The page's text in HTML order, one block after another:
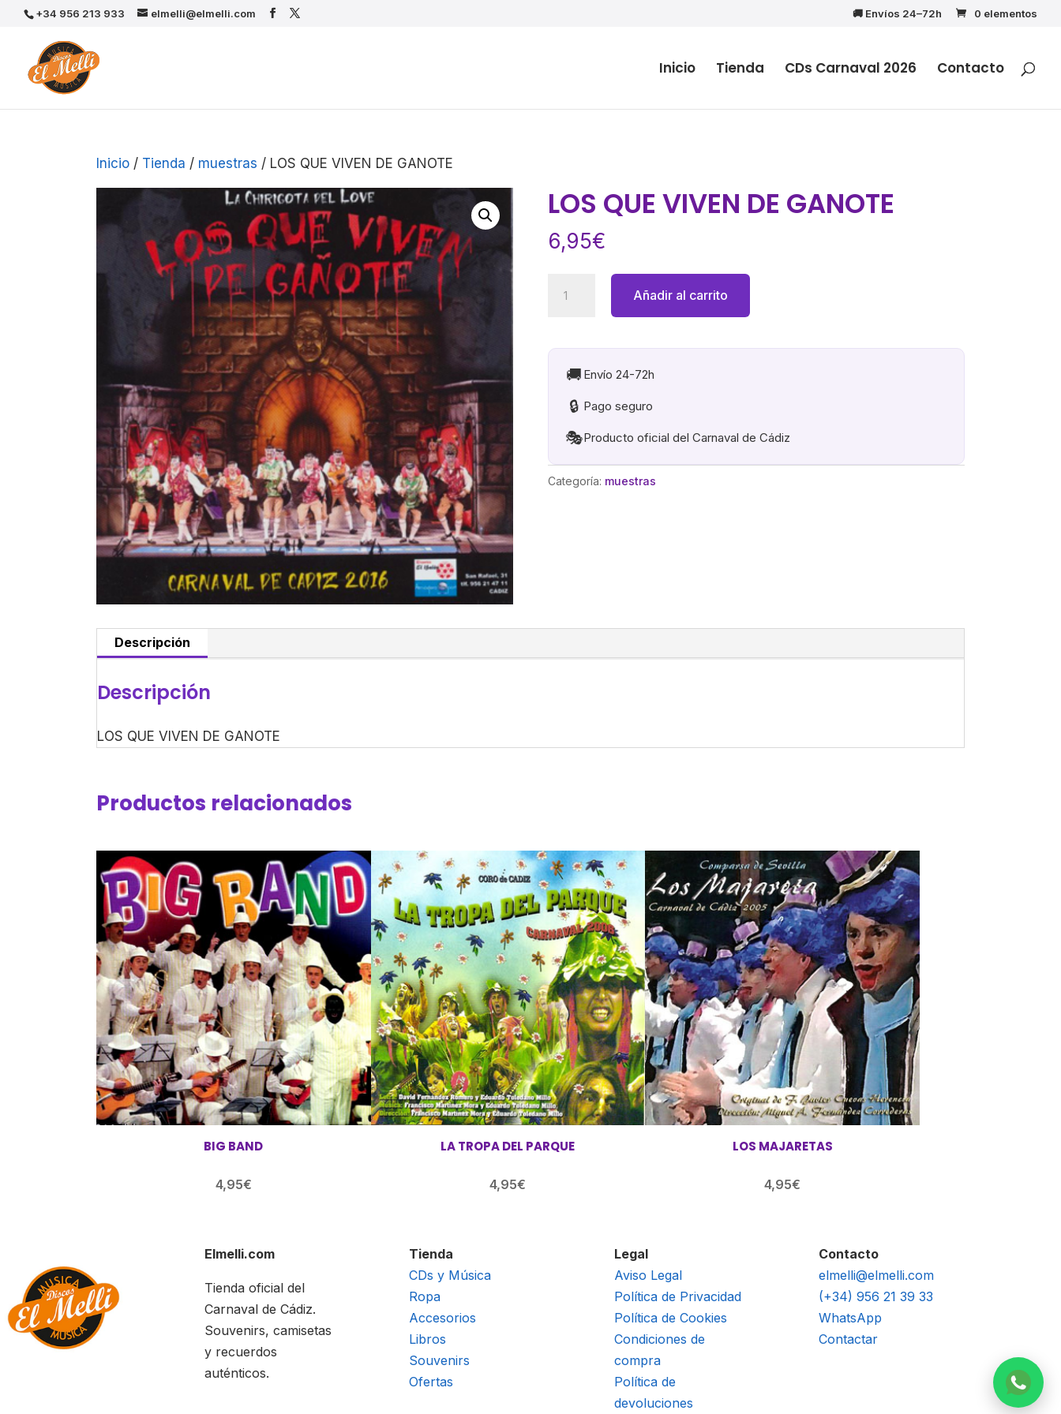
+34 956 213 933 elmelli@elmelli.com 🚚 Envíos 24–72h 0 elementos
Inicio Tienda CDs Carnaval 2026 Contacto
Inicio / Tienda / muestras / LOS QUE VIVEN DE GANOTE
LOS QUE VIVEN DE GANOTE
6,95€
QUE
DE
GANOTE
Añadir al carrito
🚚 Envío 24-72h
🔒 Pago seguro
🎭Producto oficial del Carnaval de Cádiz
Categoría: muestras
Descripción
Descripción
LOS QUE VIVEN DE GANOTE
Productos relacionados
BIG BAND
4,95€
LA TROPA DEL PARQUE
4,95€
LOS MAJARETAS
4,95€
Elmelli.com
Tienda oficial del
Carnaval de Cádiz.
Souvenirs, camisetas
y recuerdos
auténticos.
Tienda
CDs y Música
Ropa
Accesorios
Libros
Souvenirs
Ofertas
Legal
Aviso Legal
Política de Privacidad
Política de Cookies
Condiciones de
compra
Política de
devoluciones
Contacto
elmelli@elmelli.com
(+34) 956 21 39 33
WhatsApp
Contactar